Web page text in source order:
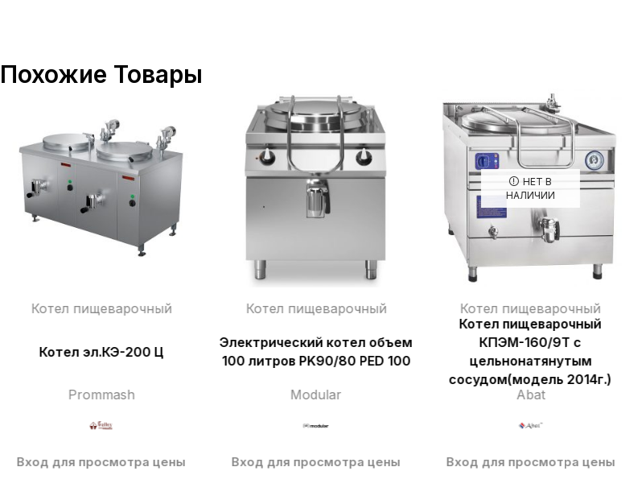
Похожие Товары
Котел пищеварочный
Котел эл.КЭ-200 Ц
Prommash
Вход для просмотра цены
Котел пищеварочный
Электрический котел объем
100 литров PK90/80 PED 100
Modular
Вход для просмотра цены
НЕТ В
НАЛИЧИИ
Котел пищеварочный
Котел пищеварочный
КПЭМ-160/9Т с
цельнонатянутым
сосудом(модель 2014г.)
Abat
Вход для просмотра цены